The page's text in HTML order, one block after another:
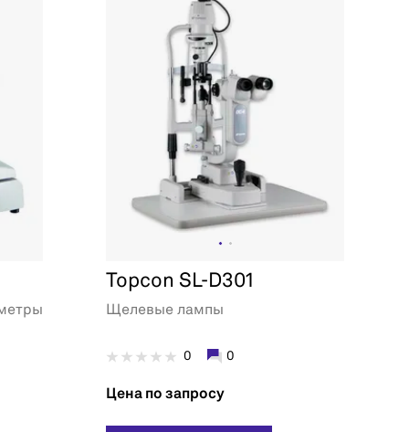
Topcon SL-D301
Щелевые лампы
0 0
Цена по запросу